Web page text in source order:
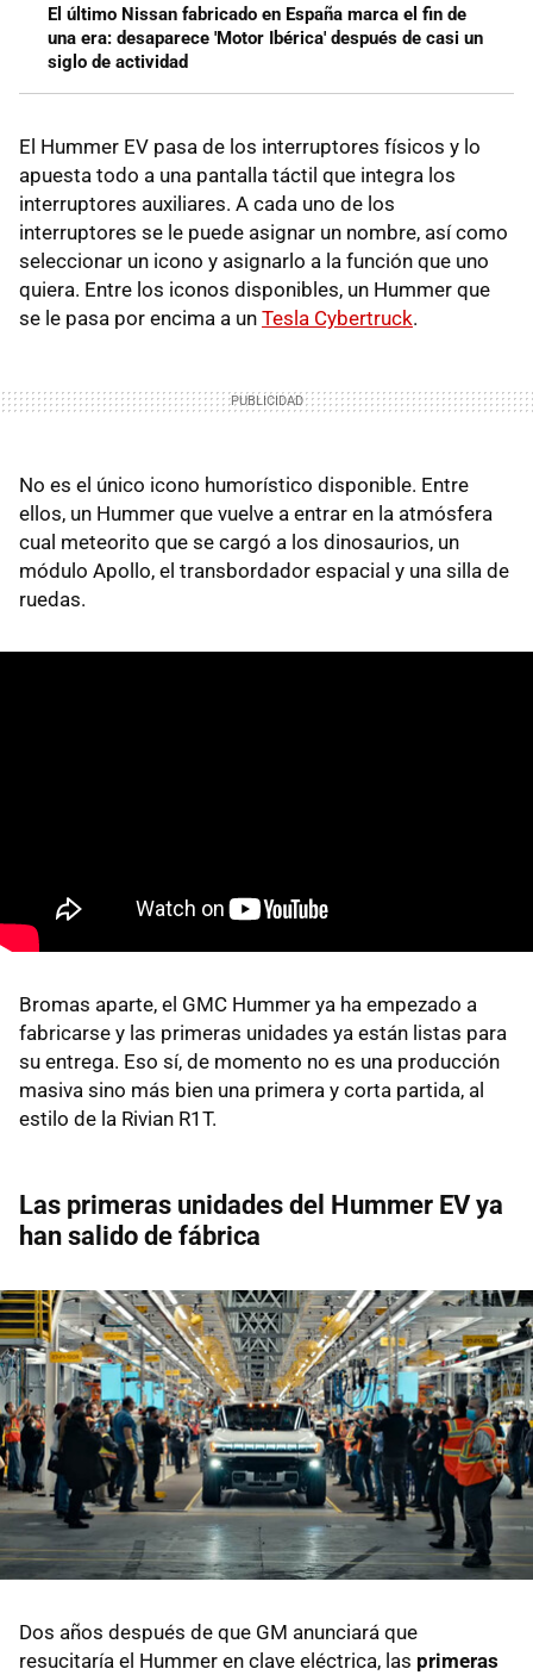
El último Nissan fabricado en España marca el fin de
una era: desaparece 'Motor Ibérica' después de casi un
siglo de actividad
El Hummer EV pasa de los interruptores físicos y lo
apuesta todo a una pantalla táctil que integra los
interruptores auxiliares. A cada uno de los
interruptores se le puede asignar un nombre, así como
seleccionar un icono y asignarlo a la función que uno
quiera. Entre los iconos disponibles, un Hummer que
se le pasa por encima a un Tesla Cybertruck.
No es el único icono humorístico disponible. Entre
ellos, un Hummer que vuelve a entrar en la atmósfera
cual meteorito que se cargó a los dinosaurios, un
módulo Apollo, el transbordador espacial y una silla de
ruedas.
Bromas aparte, el GMC Hummer ya ha empezado a
fabricarse y las primeras unidades ya están listas para
su entrega. Eso sí, de momento no es una producción
masiva sino más bien una primera y corta partida, al
estilo de la Rivian R1T.
Las primeras unidades del Hummer EV ya
han salido de fábrica
Dos años después de que GM anunciará que
resucitaría el Hummer en clave eléctrica, las primeras